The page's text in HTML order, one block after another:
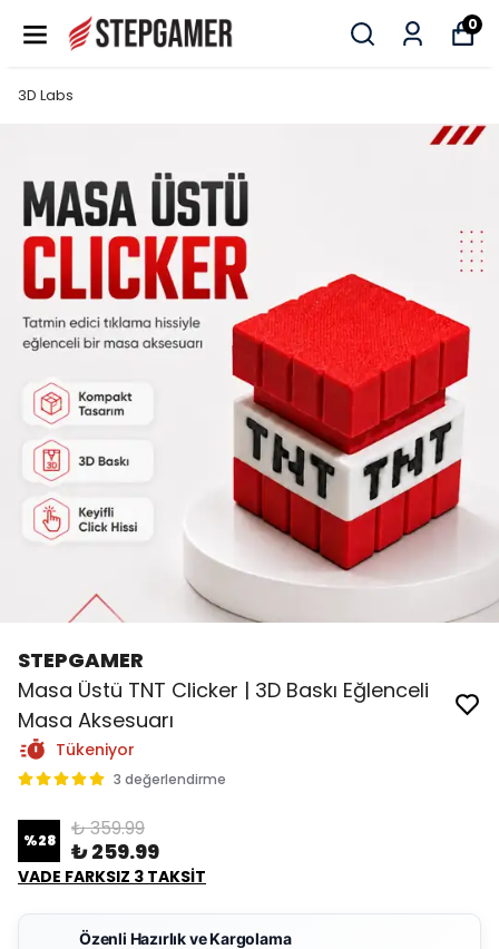
0
3D Labs
STEPGAMER
Masa Üstü TNT Clicker | 3D Baskı Eğlenceli
Masa Aksesuarı
Tükeniyor
3 değerlendirme
%28 ₺ 359.99
₺ 259.99
VADE FARKSIZ 3 TAKSİT
Özenli Hazırlık ve Kargolama